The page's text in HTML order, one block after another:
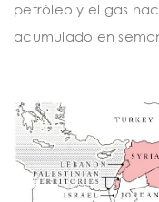
petróleo y el gas
acumulado en